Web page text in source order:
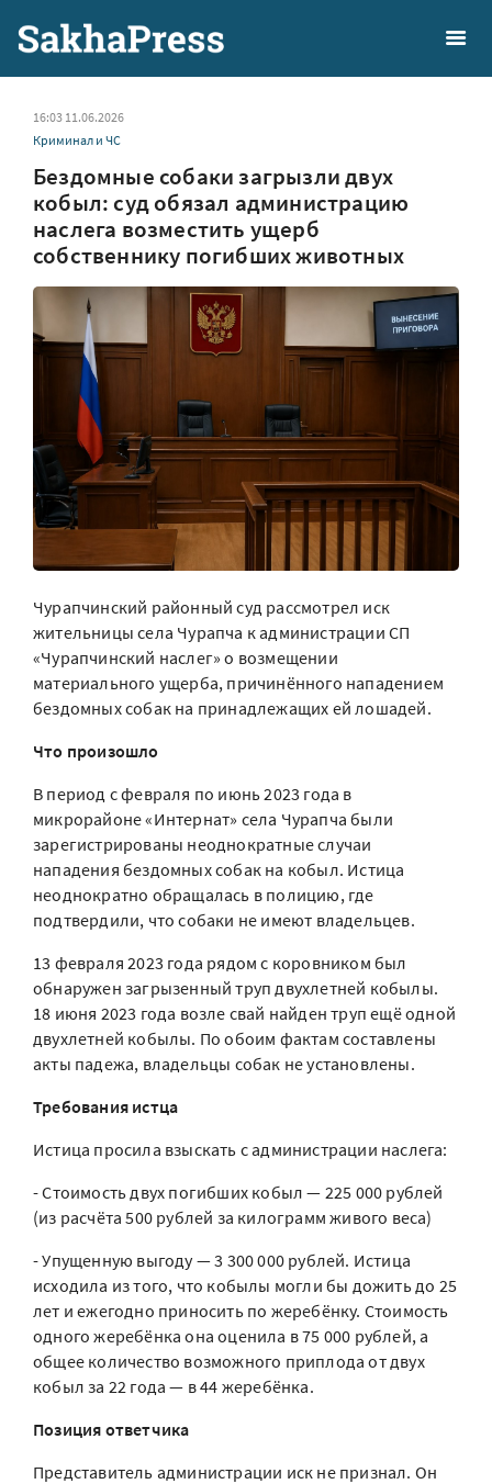
16:03 11.06.2026
Криминал и ЧС
Бездомные собаки загрызли двух
кобыл: суд обязал администрацию
наслега возместить ущерб
собственнику погибших животных
Чурапчинский районный суд рассмотрел иск
жительницы села Чурапча к администрации СП
«Чурапчинский наслег» о возмещении
материального ущерба, причинённого нападением
бездомных собак на принадлежащих ей лошадей.
Что произошло
В период с февраля по июнь 2023 года в
микрорайоне «Интернат» села Чурапча были
зарегистрированы неоднократные случаи
нападения бездомных собак на кобыл. Истица
неоднократно обращалась в полицию, где
подтвердили, что собаки не имеют владельцев.
13 февраля 2023 года рядом с коровником был
обнаружен загрызенный труп двухлетней кобылы.
18 июня 2023 года возле свай найден труп ещё одной
двухлетней кобылы. По обоим фактам составлены
акты падежа, владельцы собак не установлены.
Требования истца
Истица просила взыскать с администрации наслега:
- Стоимость двух погибших кобыл — 225 000 рублей
(из расчёта 500 рублей за килограмм живого веса)
- Упущенную выгоду — 3 300 000 рублей. Истица
исходила из того, что кобылы могли бы дожить до 25
лет и ежегодно приносить по жеребёнку. Стоимость
одного жеребёнка она оценила в 75 000 рублей, а
общее количество возможного приплода от двух
кобыл за 22 года — в 44 жеребёнка.
Позиция ответчика
Представитель администрации иск не признал. Он